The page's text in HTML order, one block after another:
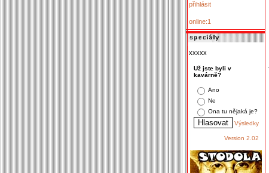
přihlásit
online:1
xxxxx
Už jste byli v
kavárně?
Ano
Ne
Ona tu nějaká je?
Výsledky
Version 2.02